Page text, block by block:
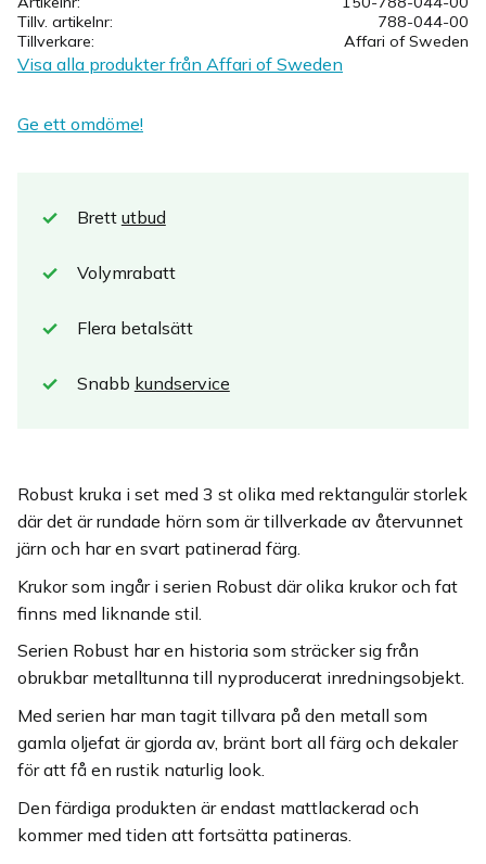
Tillv. artikelnr
788-044-00
Tillverkare
Affari of Sweden
Visa alla produkter från Affari of Sweden
Ge ett omdöme!
Brett utbud
Volymrabatt
Flera betalsätt
Snabb kundservice
Robust kruka i set med 3 st olika med rektangulär storlek
där det är rundade hörn som är tillverkade av återvunnet
järn och har en svart patinerad färg.
Krukor som ingår i serien Robust där olika krukor och fat
finns med liknande stil.
Serien Robust har en historia som sträcker sig från
obrukbar metalltunna till nyproducerat inredningsobjekt.
Med serien har man tagit tillvara på den metall som
gamla oljefat är gjorda av, bränt bort all färg och dekaler
för att få en rustik naturlig look.
Den färdiga produkten är endast mattlackerad och
kommer med tiden att fortsätta patineras.